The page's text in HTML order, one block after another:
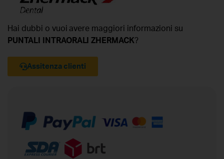
Hai dubbi o vuoi avere maggiori informazioni su
PUNTALI INTRAORALI ZHERMACK?
Assitenza clienti